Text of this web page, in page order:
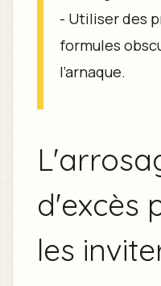
- Utiliser des
formules
l’arnaque.
d'excès
les